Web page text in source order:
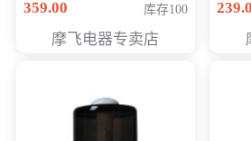
359.00 库存100
摩飞电器专卖店